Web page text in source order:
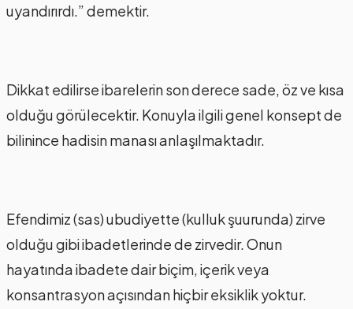
uyandırırdı.” demektir.
Dikkat edilirse ibarelerin son derece sade, öz ve kısa
olduğu görülecektir. Konuyla ilgili genel konsept de
bilinince hadisin manası anlaşılmaktadır.
Efendimiz (sas) ubudiyette (kulluk şuurunda) zirve
olduğu gibi ibadetlerinde de zirvedir. Onun
hayatında ibadete dair biçim, içerik veya
konsantrasyon açısından hiçbir eksiklik yoktur.